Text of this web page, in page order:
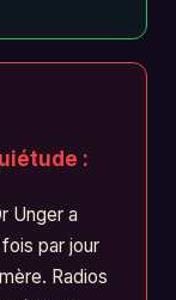
:
Unger a
par jour
Radios